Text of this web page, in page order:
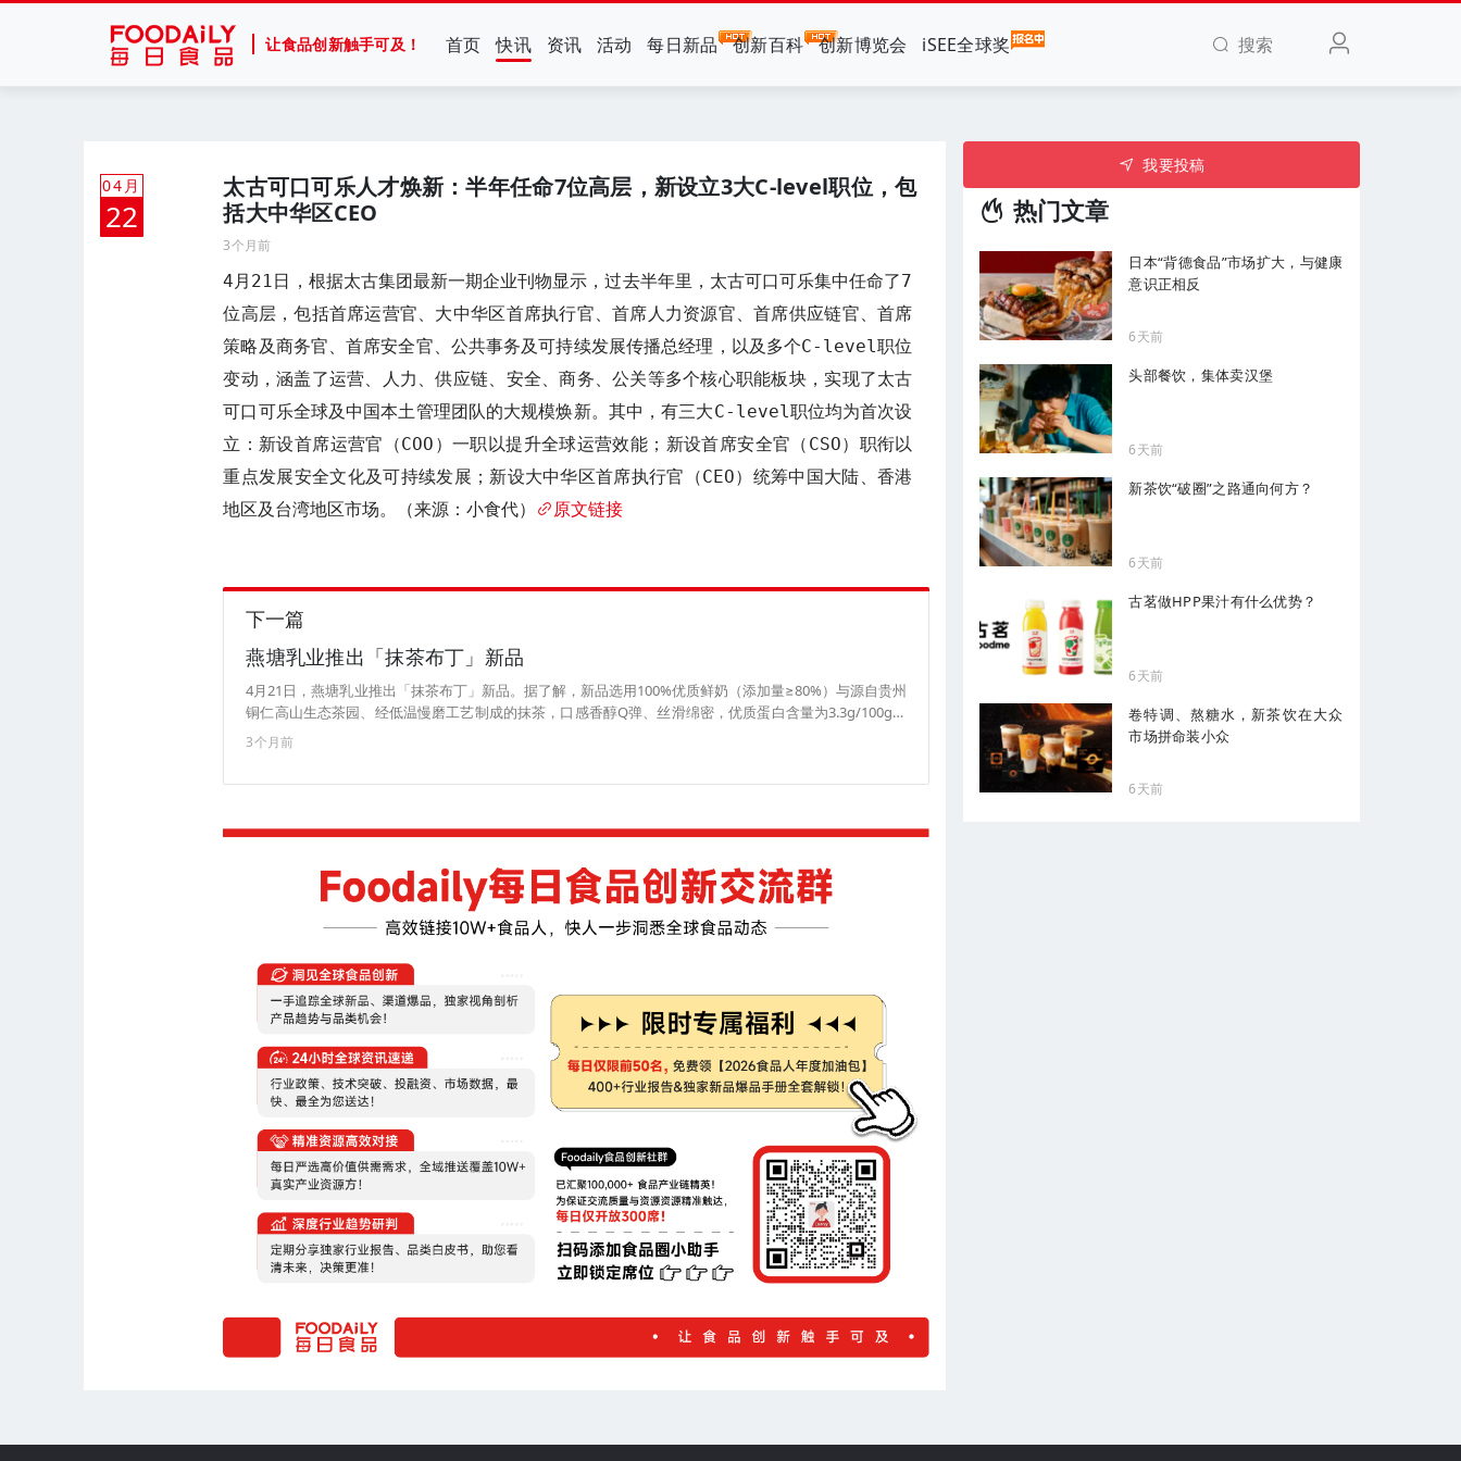
让食品创新触手可及！ 首页 快讯 资讯 活动 每日新品 创新百科 创新博览会 iSEE全球奖 搜索
04月
22
太古可口可乐人才焕新：半年任命7位高层，新设立3大C-level职位，包
括大中华区CEO
3个月前
4月21日，根据太古集团最新一期企业刊物显示，过去半年里，太古可口可乐集中任命了7
位高层，包括首席运营官、大中华区首席执行官、首席人力资源官、首席供应链官、首席
策略及商务官、首席安全官、公共事务及可持续发展传播总经理，以及多个C-level职位
变动，涵盖了运营、人力、供应链、安全、商务、公关等多个核心职能板块，实现了太古
可口可乐全球及中国本土管理团队的大规模焕新。其中，有三大C-level职位均为首次设
立：新设首席运营官（COO）一职以提升全球运营效能；新设首席安全官（CSO）职衔以
重点发展安全文化及可持续发展；新设大中华区首席执行官（CEO）统筹中国大陆、香港
地区及台湾地区市场。（来源：小食代）
原文链接
下一篇
燕塘乳业推出「抹茶布丁」新品
4月21日，燕塘乳业推出「抹茶布丁」新品。据了解，新品选用100%优质鲜奶（添加量≥80%）与源自贵州
铜仁高山生态茶园、经低温慢磨工艺制成的抹茶，口感香醇Q弹、丝滑绵密，优质蛋白含量为3.3g/100g。
目前，新品已上线淘宝官方旗舰店，售价为100g×6杯/36.8元。（来源：湛江燕塘乳业）
3个月前
我要投稿
热门文章
日本“背德食品”市场扩大，与健康
意识正相反
6天前
头部餐饮，集体卖汉堡
6天前
新茶饮“破圈”之路通向何方？
6天前
古茗做HPP果汁有什么优势？
6天前
卷特调、熬糖水，新茶饮在大众
市场拼命装小众
6天前